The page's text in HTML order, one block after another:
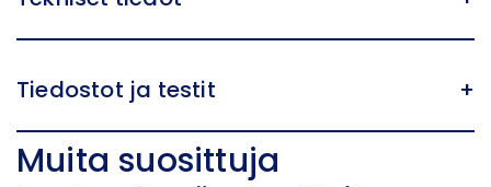
Tiedostot ja testit +
Muita suosittuja